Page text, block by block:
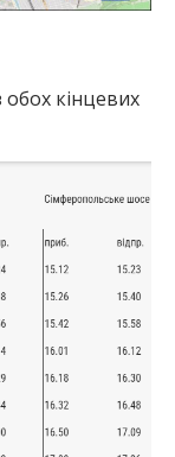
кінцевих